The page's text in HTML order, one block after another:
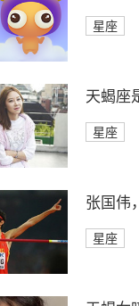
星座
天蝎座
星座
张国伟
星座